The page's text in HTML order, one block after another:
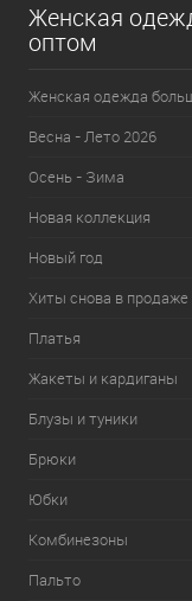
Женская
оптом
Женская одежда
Весна - Лето 2026
Осень - Зима
Новая коллекция
Новый год
Хиты снова в продаже
Платья
Жакеты и кардиганы
Блузы и туники
Брюки
Юбки
Комбинезоны
Пальто